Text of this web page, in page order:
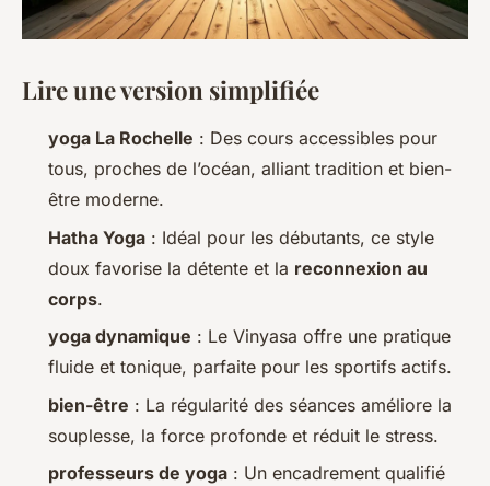
Lire une version simplifiée
yoga La Rochelle : Des cours accessibles pour
tous, proches de l’océan, alliant tradition et bien-
être moderne.
Hatha Yoga : Idéal pour les débutants, ce style
doux favorise la détente et la reconnexion au
corps.
yoga dynamique : Le Vinyasa offre une pratique
fluide et tonique, parfaite pour les sportifs actifs.
bien-être : La régularité des séances améliore la
souplesse, la force profonde et réduit le stress.
professeurs de yoga : Un encadrement qualifié